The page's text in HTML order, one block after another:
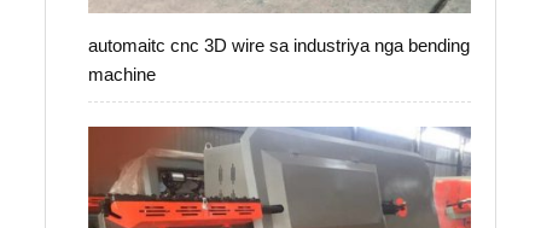
automaitc cnc 3D wire sa industriya nga bending
machine